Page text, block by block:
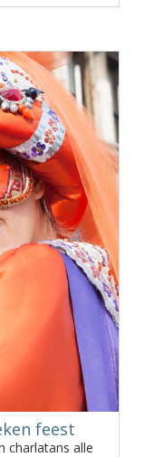
feest
charlatans alle